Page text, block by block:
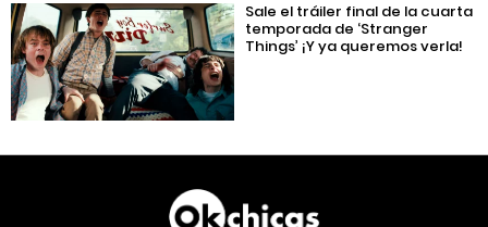
Sale el tráiler final de la cuarta
temporada de ‘Stranger
Things’ ¡Y ya queremos verla!